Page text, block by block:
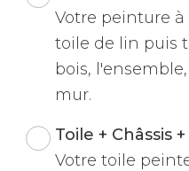
Votre peinture
toile de lin puis
bois,
mur.
Toile + Châssis
Votre toile